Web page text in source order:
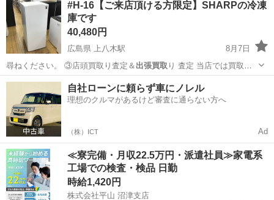
#H-16【ご来店頂ける方限定】SHARPの冷凍
庫です
40,480円
広島県 上八木駅
8月7日
尋ねください。 ③店頭買取り査定＆ 出張買取 り 査定 当店では買取り
査定も行なっ…
広島 広島市 上八木駅 キッチン家電
自社ローンに頼らず車にノレル
理想のクルマがあるけど審査に通らない方へ
（株）ICT Ad
≪寮完備・月収22.5万円・派遣社員≫家電系
工場での検査・検品 日勤
時給1,420円
株式会社平山 沼津支店